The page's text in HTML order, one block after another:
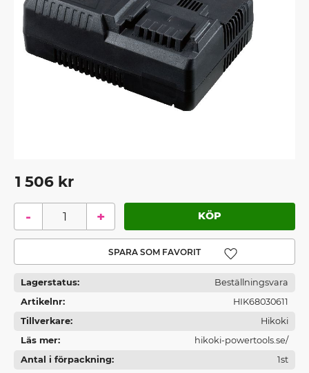
1 506 kr
+
-
Lägg till i favoriter
Lagerstatus
Beställningsvara
Artikelnr
HIK68030611
Tillverkare
Hikoki
Läs mer
hikoki-powertools.se/
Antal i förpackning
1st